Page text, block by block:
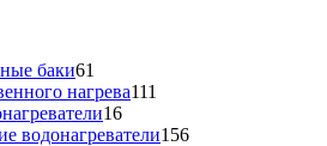
баки61
нагрева111
16
водонагреватели156